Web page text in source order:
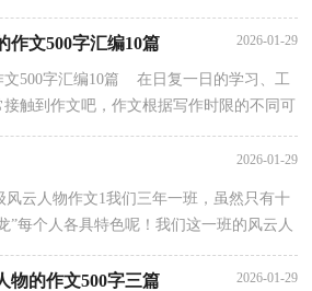
作文500字汇编10篇 2026-01-29
文500字汇编10篇 在日复一日的学习、工
触到作文吧，作文根据写作时限的不同可
文。那么问题来了，到...
2026-01-29
云人物作文1我们三年一班，虽然只有十
”每个人各具特色呢！我们这一班的风云人
物的作文500字三篇 2026-01-29